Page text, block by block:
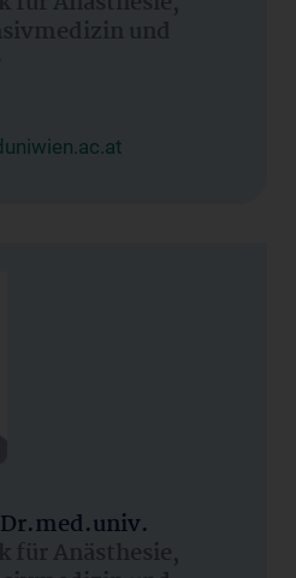
und
Anästhesie,